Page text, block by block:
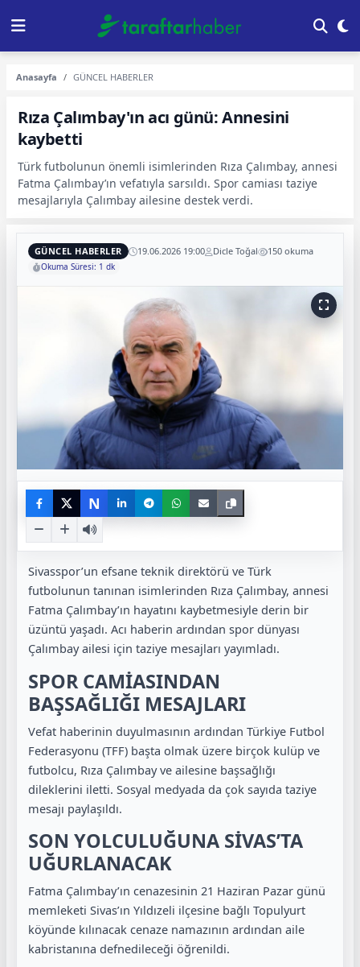
Anasayfa GÜNCEL HABERLER
Rıza Çalımbay'ın acı günü: Annesini
kaybetti
Türk futbolunun önemli isimlerinden Rıza Çalımbay, annesi
Fatma Çalımbay’ın vefatıyla sarsıldı. Spor camiası taziye
mesajlarıyla Çalımbay ailesine destek verdi.
GÜNCEL HABERLER 19.06.2026 19:00 Dicle Toğal 150 okuma
Okuma Süresi: 1 dk
N
Sivasspor’un efsane teknik direktörü ve Türk
futbolunun tanınan isimlerinden Rıza Çalımbay, annesi
Fatma Çalımbay’ın hayatını kaybetmesiyle derin bir
üzüntü yaşadı. Acı haberin ardından spor dünyası
Çalımbay ailesi için taziye mesajları yayımladı.
SPOR CAMİASINDAN
BAŞSAĞLIĞI MESAJLARI
Vefat haberinin duyulmasının ardından Türkiye Futbol
Federasyonu (TFF) başta olmak üzere birçok kulüp ve
futbolcu, Rıza Çalımbay ve ailesine başsağlığı
dileklerini iletti. Sosyal medyada da çok sayıda taziye
mesajı paylaşıldı.
SON YOLCULUĞUNA SİVAS’TA
UĞURLANACAK
Fatma Çalımbay’ın cenazesinin 21 Haziran Pazar günü
memleketi Sivas’ın Yıldızeli ilçesine bağlı Topulyurt
köyünde kılınacak cenaze namazının ardından aile
kabristanına defnedileceği öğrenildi.